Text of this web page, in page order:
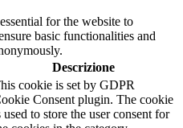
for the website to
basic functionalities and
Descrizione
cookie is set by GDPR
Consent plugin. The cookie
used to store the user consent for